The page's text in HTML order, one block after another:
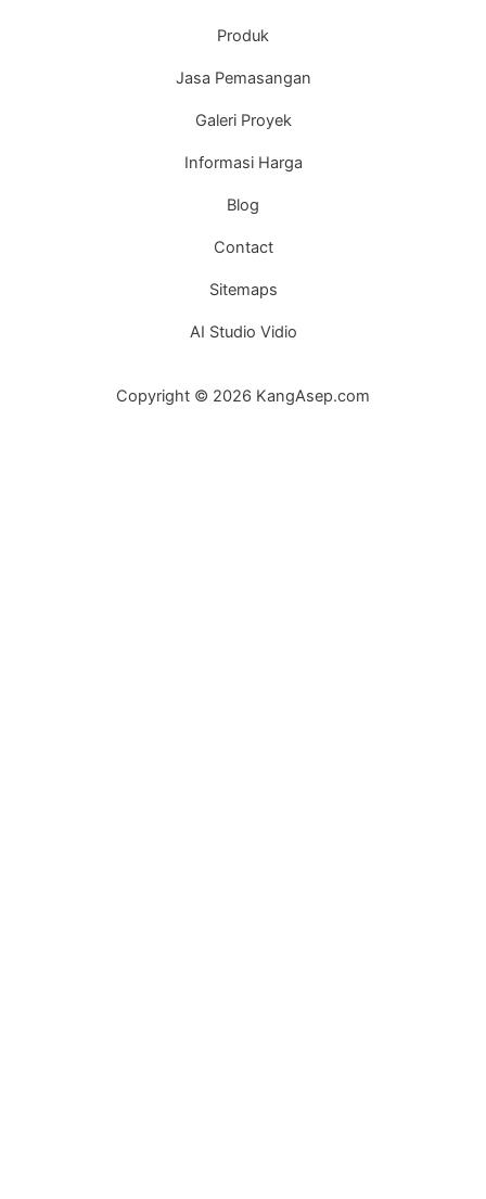
Produk
Jasa Pemasangan
Galeri Proyek
Informasi Harga
Blog
Contact
Sitemaps
AI Studio Vidio
Copyright © 2026 KangAsep.com